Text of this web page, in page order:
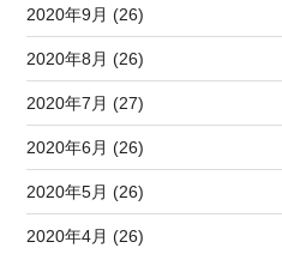
2020年9月 (26)
2020年8月 (26)
2020年7月 (27)
2020年6月 (26)
2020年5月 (26)
2020年4月 (26)